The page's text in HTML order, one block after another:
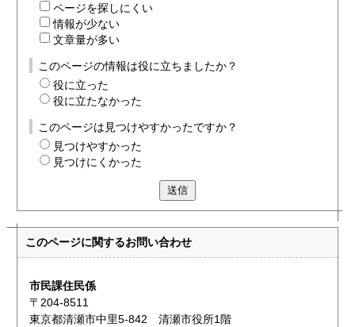
ページを探しにくい
情報が少ない
文章量が多い
このページの情報は役に立ちましたか？
役に立った
役に立たなかった
このページは見つけやすかったですか？
見つけやすかった
見つけにくかった
送信
このページに関するお問い合わせ
市民課住民係
〒204-8511
東京都清瀬市中里5-842 清瀬市役所1階